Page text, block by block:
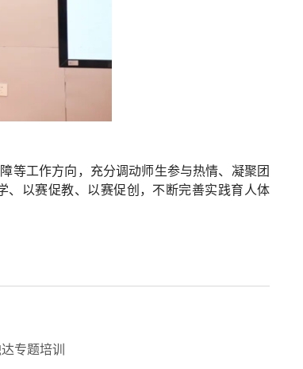
等工作方向，充分调动师生参与热情、凝聚团
、以赛促教、以赛促创，不断完善实践育人体
专题培训